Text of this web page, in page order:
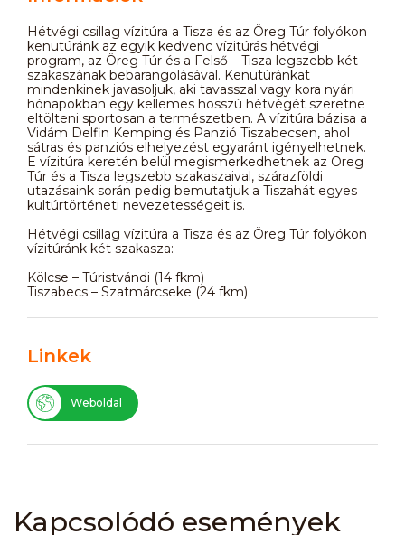
Hétvégi csillag vízitúra a Tisza és az Öreg Túr folyókon
kenutúránk az egyik kedvenc vízitúrás hétvégi
program, az Öreg Túr és a Felső – Tisza legszebb két
szakaszának bebarangolásával. Kenutúránkat
mindenkinek javasoljuk, aki tavasszal vagy kora nyári
hónapokban egy kellemes hosszú hétvégét szeretne
eltölteni sportosan a természetben. A vízitúra bázisa a
Vidám Delfin Kemping és Panzió Tiszabecsen, ahol
sátras és panziós elhelyezést egyaránt igényelhetnek.
E vízitúra keretén belül megismerkedhetnek az Öreg
Túr és a Tisza legszebb szakaszaival, szárazföldi
utazásaink során pedig bemutatjuk a Tiszahát egyes
kultúrtörténeti nevezetességeit is.
Hétvégi csillag vízitúra a Tisza és az Öreg Túr folyókon
vízitúránk két szakasza:
Kölcse – Túristvándi (14 fkm)
Tiszabecs – Szatmárcseke (24 fkm)
Linkek
Weboldal
Kapcsolódó események